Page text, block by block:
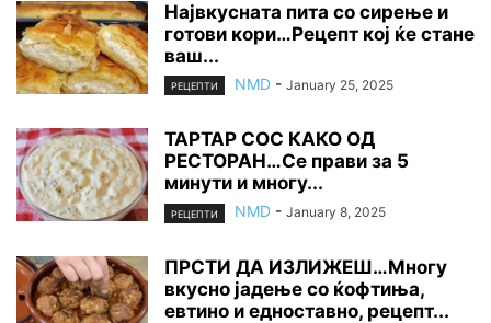
Највкусната пита со сирење и
готови кори…Рецепт кој ќе стане
ваш...
РЕЦЕПТИ NMD - January 25, 2025
ТАРТАР СОС КАКО ОД
РЕСТОРАН…Се прави за 5
минути и многу...
РЕЦЕПТИ NMD - January 8, 2025
ПРСТИ ДА ИЗЛИЖЕШ…Многу
вкусно јадење со ќофтиња,
евтино и едноставно, рецепт...